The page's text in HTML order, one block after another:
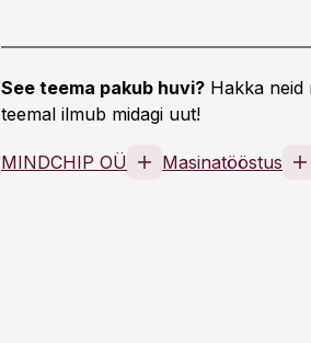
See teema pakub huvi? Hakka neid
teemal ilmub midagi uut!
MINDCHIP OÜ Masinatööstus